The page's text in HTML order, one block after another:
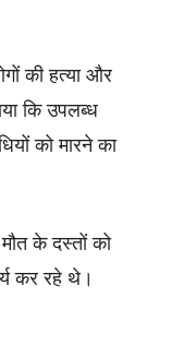
की हत्या और
कि उपलब्ध
को मारने का
के दस्तों को
कर रहे थे।